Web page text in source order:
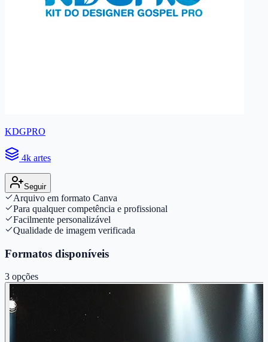
KDGPRO
4k artes
Seguir
Arquivo em formato Canva
Para qualquer competência e profissional
Facilmente personalizável
Qualidade de imagem verificada
Formatos disponíveis
3 opções